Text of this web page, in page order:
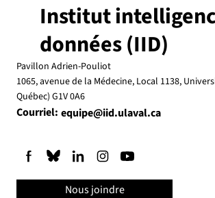
Institut
données (IID)
Pavillon Adrien-Pouliot
1065, avenue de la Médecine, Local 1138,
Québec) G1V 0A6
Courriel: equipe@iid.ulaval.ca
Nous joindre